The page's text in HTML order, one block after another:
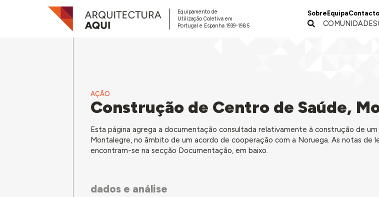
Equipamento de
Utilização Coletiva em
Portugal e Espanha 1939-1985
Sobre EquipaContacto
COMUNIDADES
AÇÃO
Construção de Centro de Saúde,
Esta página agrega a documentação consultada relativamente à construção de
Montalegre, no âmbito de um acordo de cooperação com a Noruega. As notas de
encontram-se na secção Documentação, em baixo.
dados e análise